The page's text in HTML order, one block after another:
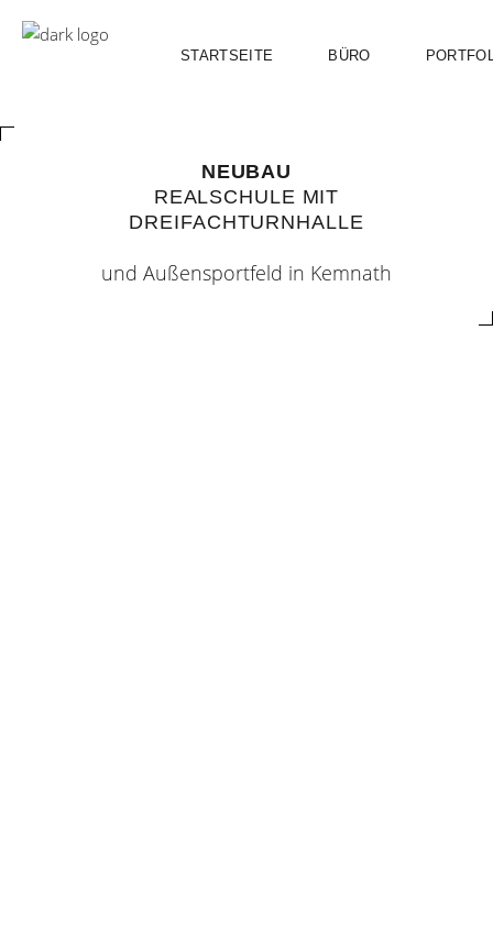
STARTSEITE BÜRO
NEUBAU
REALSCHULE MIT
DREIFACHTURNHALLE
und Außensportfeld in Kemnath